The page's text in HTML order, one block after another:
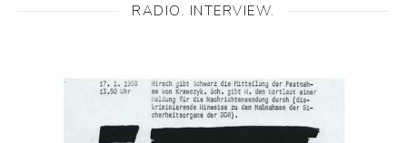
RADIO. INTERVIEW.